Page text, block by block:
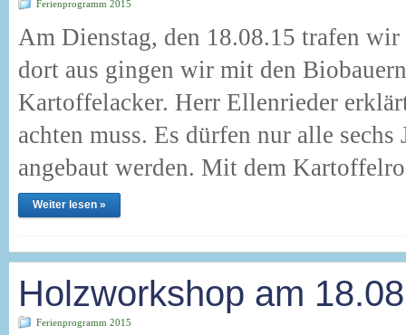
Ferienprogramm 2015
Am Dienstag, den 18.08.15 trafen
dort aus gingen wir mit den
Kartoffelacker. Herr Ellenrieder
achten muss. Es dürfen nur alle
angebaut werden. Mit dem
Weiter lesen »
Holzworkshop am
Ferienprogramm 2015